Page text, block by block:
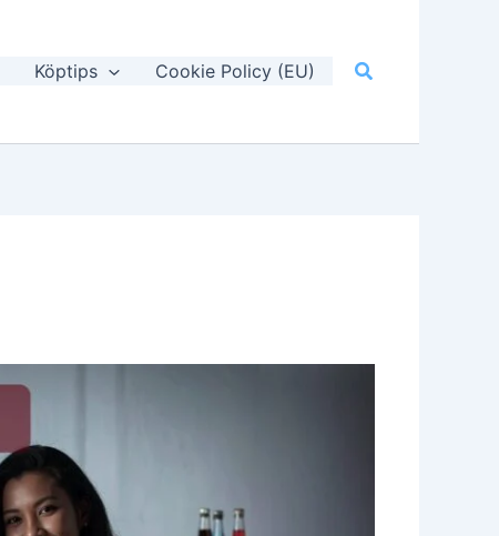
Köptips Cookie Policy (EU) Sök